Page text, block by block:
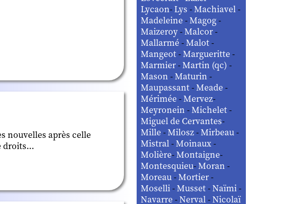
nouvelles après celle
droits...
Lycaon-Lys-Machiavel-
Madeleine-Magog-
Maizeroy-Malcor-
Mallarmé-Malot-
Mangeot-Margueritte-
Marmier-Martin (qc)-
Mason-Maturin-
Maupassant-Meade-
Mérimée-Mervez-
Meyronein-Michelet-
Miguel de Cervantes-
Mille-Milosz-Mirbeau-
Mistral-Moinaux-
Molière-Montaigne-
Montesquieu-Moran-
Moreau-Mortier-
Moselli-Musset-Naïmi-
Navarre-Nerval-Nicolaï